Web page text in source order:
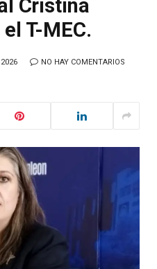
Cristina
T-MEC.
NO HAY COMENTARIOS